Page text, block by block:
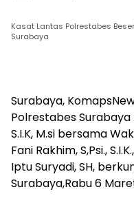
Kasat Lantas Polrestabes
Surabaya
Surabaya,
Polrestabes Surabaya
S.I.K, M.si bersama
Fani Rakhim, S,Psi.,
Iptu Suryadi, SH,
Surabaya,Rabu 6